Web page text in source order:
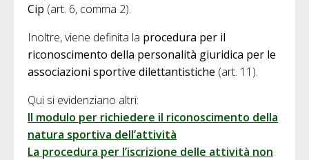
Cip (art. 6, comma 2).
Inoltre, viene definita la procedura per il
riconoscimento della personalità giuridica per le
associazioni sportive dilettantistiche (art. 11).
Qui si evidenziano altri:
Il modulo per richiedere il riconoscimento della
natura sportiva dell’attività
La procedura per l’iscrizione delle attività non